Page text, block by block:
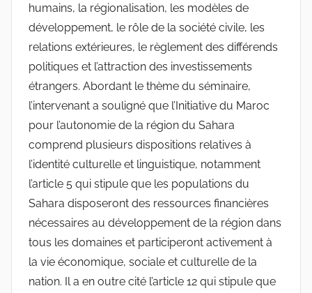
humains, la régionalisation, les modèles de
développement, le rôle de la société civile, les
relations extérieures, le règlement des différends
politiques et l’attraction des investissements
étrangers. Abordant le thème du séminaire,
l’intervenant a souligné que l’Initiative du Maroc
pour l’autonomie de la région du Sahara
comprend plusieurs dispositions relatives à
l’identité culturelle et linguistique, notamment
l’article 5 qui stipule que les populations du
Sahara disposeront des ressources financières
nécessaires au développement de la région dans
tous les domaines et participeront activement à
la vie économique, sociale et culturelle de la
nation. Il a en outre cité l’article 12 qui stipule que